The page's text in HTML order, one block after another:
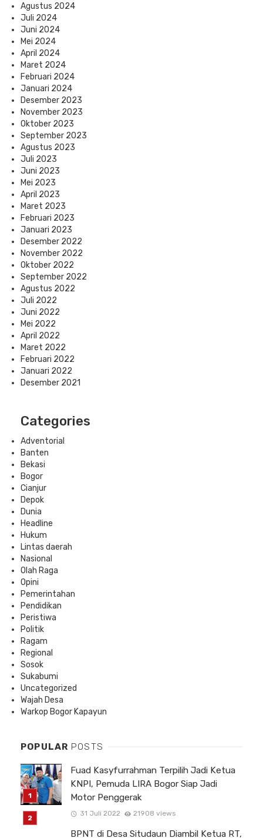
Agustus 2024
Juli 2024
Juni 2024
Mei 2024
April 2024
Maret 2024
Februari 2024
Januari 2024
Desember 2023
November 2023
Oktober 2023
September 2023
Agustus 2023
Juli 2023
Juni 2023
Mei 2023
April 2023
Maret 2023
Februari 2023
Januari 2023
Desember 2022
November 2022
Oktober 2022
September 2022
Agustus 2022
Juli 2022
Juni 2022
Mei 2022
April 2022
Maret 2022
Februari 2022
Januari 2022
Desember 2021
Categories
Adventorial
Banten
Bekasi
Bogor
Cianjur
Depok
Dunia
Headline
Hukum
Lintas daerah
Nasional
Olah Raga
Opini
Pemerintahan
Pendidikan
Peristiwa
Politik
Ragam
Regional
Sosok
Sukabumi
Uncategorized
Wajah Desa
Warkop Bogor Kapayun
POPULAR POSTS
Fuad Kasyfurrahman Terpilih Jadi Ketua
KNPI, Pemuda LIRA Bogor Siap Jadi
Motor Penggerak
31 Juli 2022 21908 views
BPNT di Desa Situdaun Diambil Ketua RT,